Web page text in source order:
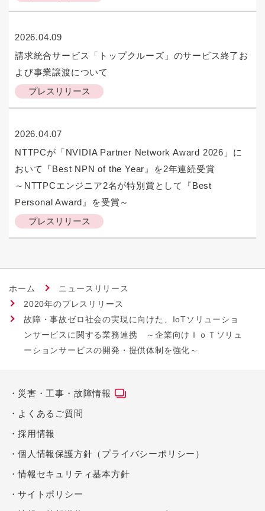
2026.04.09
プレスリリース
請求統合サービス「トップクルーズ」のサービス終了お
よび事業譲渡について
2026.04.07
プレスリリース
NTTPCが「NVIDIA Partner Network Award 2026」に
おいて『Best NPN of the Year』を2年連続受賞
～NTTPCエンジニア2名が特別賞として『Best
Personal Award』を受賞～
ホーム
ニュースリリース
2020年のプレスリリース
故障・事故ゼロ社会の実現に向けた、IoTソリューショ
ンサービスに関する業務連携 ～企業向けＩｏＴソリュ
ーションサービスの開発・提供体制を強化～
災害・工事・故障情報
よくあるご質問
採用情報
個人情報保護方針（プライバシーポリシー）
情報セキュリティ基本方針
サイトポリシー